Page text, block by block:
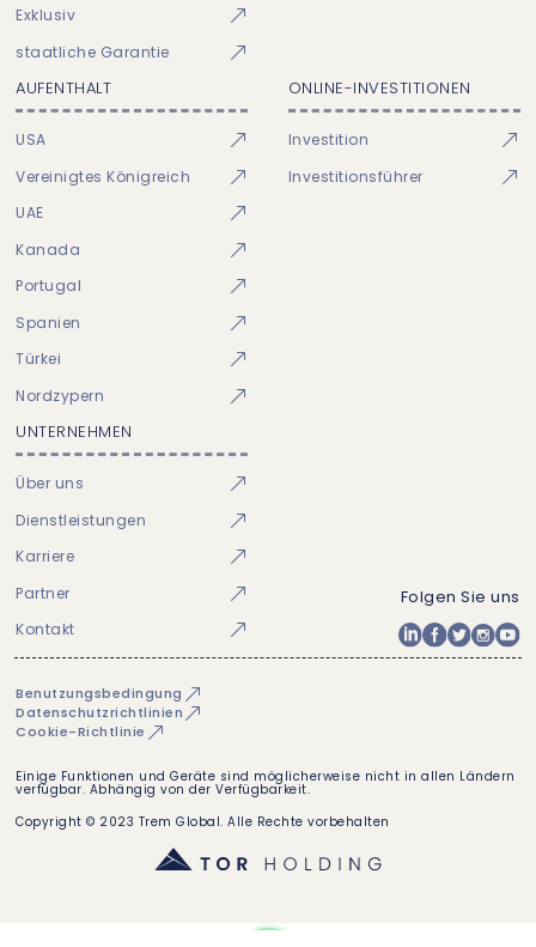
Exklusiv
staatliche Garantie
AUFENTHALT
USA
Vereinigtes Königreich
UAE
Kanada
Portugal
Spanien
Türkei
Nordzypern
ONLINE-INVESTITIONEN
Investition
Investitionsführer
UNTERNEHMEN
Über uns
Dienstleistungen
Karriere
Partner
Kontakt
Folgen Sie uns
Benutzungsbedingung
Datenschutzrichtlinien
Cookie-Richtlinie
Einige Funktionen und Geräte sind möglicherweise nicht in allen Ländern
verfügbar. Abhängig von der Verfügbarkeit.
Copyright © 2023 Trem Global. Alle Rechte vorbehalten